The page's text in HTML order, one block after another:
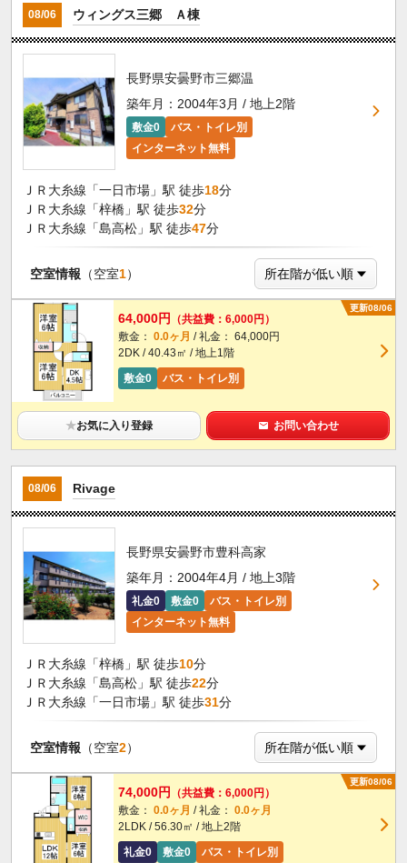
08/06 ウィングス三郷 Ａ棟
長野県安曇野市三郷温
築年月：2004年3月 / 地上2階
敷金0
バス・トイレ別
インターネット無料
ＪＲ大糸線「一日市場」駅 徒歩18分
ＪＲ大糸線「梓橋」駅 徒歩32分
ＪＲ大糸線「島高松」駅 徒歩47分
空室情報 （空室1）
更新08/06
64,000円
（共益費：6,000円）
敷金： 0.0ヶ月 / 礼金： 64,000円
2DK / 40.43㎡ / 地上1階
敷金0
バス・トイレ別
★お気に入り登録 お問い合わせ
08/06 Rivage
長野県安曇野市豊科高家
築年月：2004年4月 / 地上3階
礼金0 敷金0
バス・トイレ別
インターネット無料
ＪＲ大糸線「梓橋」駅 徒歩10分
ＪＲ大糸線「島高松」駅 徒歩22分
ＪＲ大糸線「一日市場」駅 徒歩31分
空室情報 （空室2）
更新08/06
74,000円
（共益費：6,000円）
敷金： 0.0ヶ月 / 礼金： 0.0ヶ月
2LDK / 56.30㎡ / 地上2階
礼金0
敷金0 バス・トイレ別